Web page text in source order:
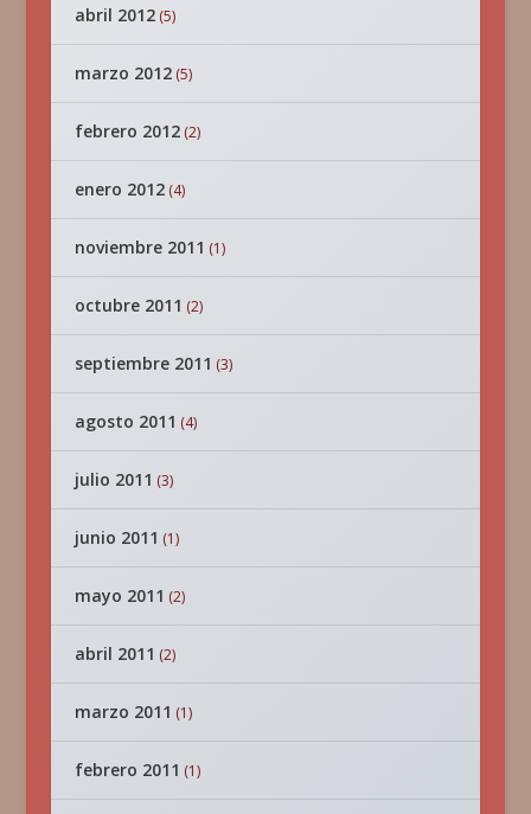
abril 2012(5)
marzo 2012(5)
febrero 2012(2)
enero 2012(4)
noviembre 2011 (1)
octubre 2011 (2)
septiembre 2011 (3)
agosto 2011 (4)
julio 2011 (3)
junio 2011 (1)
mayo 2011 (2)
abril 2011 (2)
marzo 2011 (1)
febrero 2011 (1)